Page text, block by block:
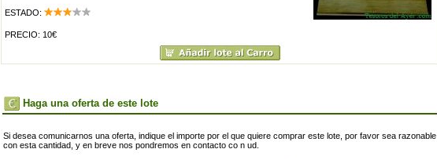
ESTADO:
PRECIO: 10€
Haga una oferta de este lote
Si desea comunicarnos una oferta, indique el importe por el que quiere comprar este lote, por favor sea razonable
con esta cantidad, y en breve nos pondremos en contacto co n ud.